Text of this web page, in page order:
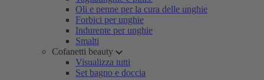
Oli e penne per la cura delle unghie
Forbici per unghie
Indurente per unghie
Smalti
Cofanetti beauty
Visualizza tutti
Set bagno e doccia